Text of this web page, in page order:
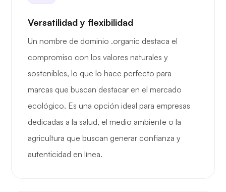
Versatilidad y flexibilidad
Un nombre de dominio .organic destaca el
compromiso con los valores naturales y
sostenibles, lo que lo hace perfecto para
marcas que buscan destacar en el mercado
ecológico. Es una opción ideal para empresas
dedicadas a la salud, el medio ambiente o la
agricultura que buscan generar confianza y
autenticidad en línea.